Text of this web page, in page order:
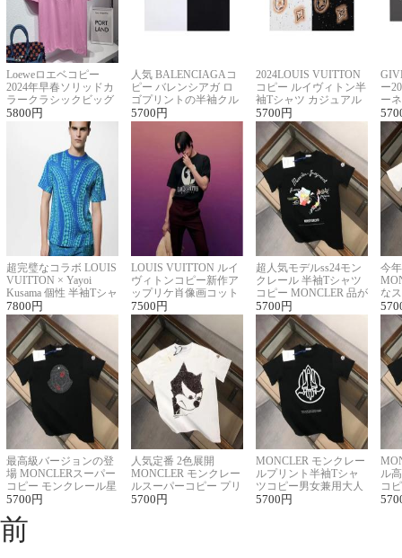
Loeweロエベコピー
2024年早春ソリッドカ
ラークラシックビッグ
ロゴ刺繍Tシャツ
5800 円
人気 BALENCIAGAコ
ピー バレンシアガ ロ
ゴプリントの半袖クル
ーネックTシャツ
5700 円
2024LOUIS VUITTON
コピー ルイヴィトン半
袖Tシャツ カジュアル
に馴染む 2色展開
5700 円
ー
ー
ー
超完璧なコラボ LOUIS
VUITTON × Yayoi
Kusama 個性 半袖Tシャ
ツコピー男女兼用
7800 円
LOUIS VUITTON ルイ
ヴィトンコピー新作ア
ップリケ肖像画コット
ンニット半袖Tシャツ
7500 円
超人気モデルss24モン
クレール 半袖Tシャツ
コピー MONCLER 品が
良く見た目
5700 円
今
な
ル
最高級バージョンの登
場 MONCLERスーパー
コピー モンクレール星
座半袖Tシャツ
5700 円
人気定番 2色展開
MONCLER モンクレー
ルスーパーコピー プリ
ント半袖Tシャツ
5700 円
MONCLER モンクレー
ルプリント半袖Tシャ
ツコピー男女兼用大人
可愛い春夏コーデ
5700 円
ル
コ
ィ
前